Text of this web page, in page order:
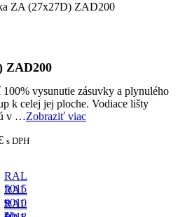
ZA (27x27D) ZAD200
ZAD200
vysunutie zásuvky a plynulého
k celej jej ploche. Vodiace lišty
v …Zobraziť viac
s DPH
RAL
5015
-
za
RAL
9010
RAL